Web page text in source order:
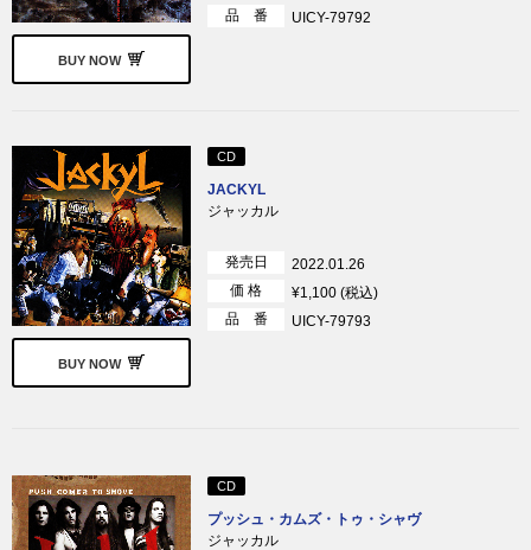
BUY NOW
品 番
UICY-79792
BUY NOW
CD
JACKYL
ジャッカル
発売日
2022.01.26
価 格
¥1,100 (税込)
品 番
UICY-79793
CD
プッシュ・カムズ・トゥ・シャヴ
ジャッカル